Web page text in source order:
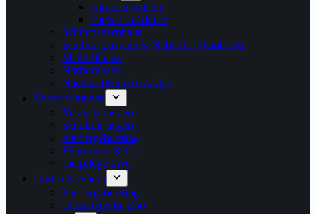
Giraffen-Fakten
Facts of a Giraffe
Schimpansenhaus
Blutbrustpaviane & Nubische Steinböcke
Mandrillhaus
Nashornhaus
Nachzuchten (Auswahl)
Veranstaltungen
Veranstaltungen
Schulführungen
Kindergeburtstag
Führungen & Co.
Tierpflege Live
Gastro & Feiern
Kindergeburtstag
Trauungen im Zoo